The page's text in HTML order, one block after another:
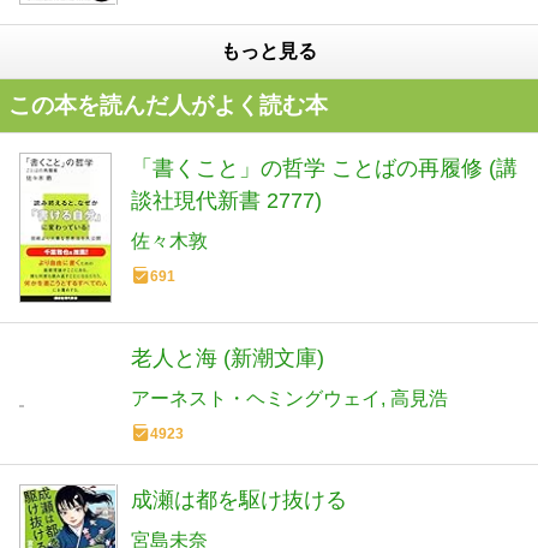
もっと見る
この本を読んだ人がよく読む本
「書くこと」の哲学 ことばの再履修 (講
談社現代新書 2777)
佐々木敦
691
老人と海 (新潮文庫)
アーネスト・ヘミングウェイ 高見浩
4923
成瀬は都を駆け抜ける
宮島未奈